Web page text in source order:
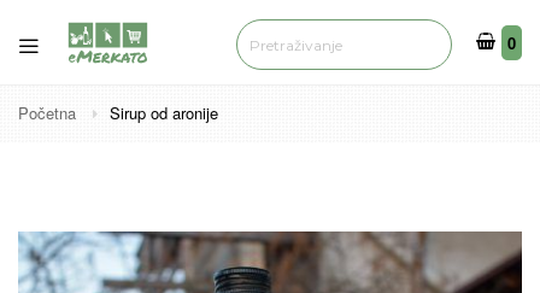
00
Početna Sirup od aronije